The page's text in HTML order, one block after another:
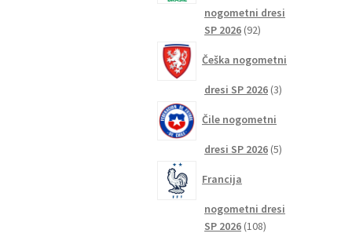
nogometni dresi
SP 2026 9292
Češka nogometni
dresi SP 2026 33
Čile nogometni
dresi SP 2026 55
Francija
nogometni dresi
SP 2026 108108